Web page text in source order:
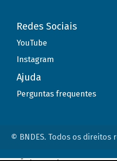
Redes Sociais
YouTube
Instagram
Ajuda
Perguntas frequentes
© BNDES. Todos os direitos